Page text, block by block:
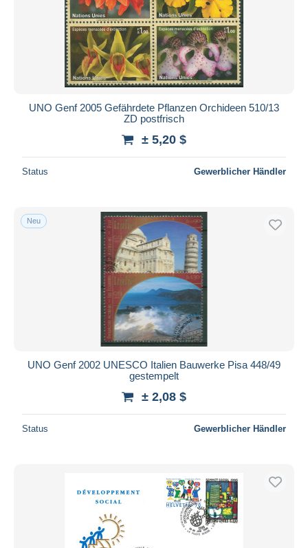
UNO Genf 2005 Gefährdete Pflanzen Orchideen 510/13
ZD postfrisch
± 5,20 $
Status Gewerblicher Händler
Neu
UNO Genf 2002 UNESCO Italien Bauwerke Pisa 448/49
gestempelt
± 2,08 $
Status Gewerblicher Händler